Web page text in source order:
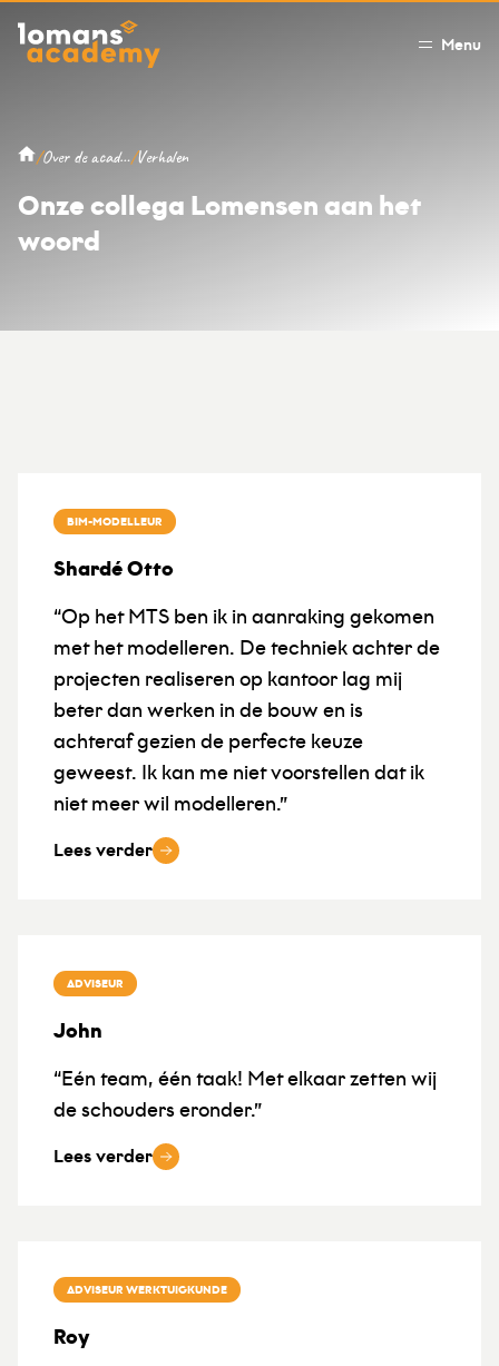
Menu
/ Over de academy/Verhalen
Onze collega Lomensen aan het
woord
BIM-MODELLEUR
Shardé Otto
“Op het MTS ben ik in aanraking gekomen
met het modelleren. De techniek achter de
projecten realiseren op kantoor lag mij
beter dan werken in de bouw en is
achteraf gezien de perfecte keuze
geweest. Ik kan me niet voorstellen dat ik
niet meer wil modelleren.”
Lees verder
ADVISEUR
John
“Eén team, één taak! Met elkaar zetten wij
de schouders eronder.”
Lees verder
ADVISEUR WERKTUIGKUNDE
Roy